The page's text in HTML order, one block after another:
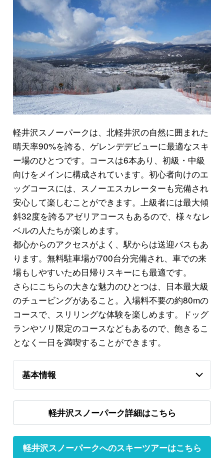
軽井沢スノーパークは、北軽井沢の自然に囲まれた
晴天率90%を誇る、ゲレンデデビューに最適なスキ
ー場のひとつです。コースは6本あり、初級・中級
向けをメインに構成されています。初心者向けのエ
ッグコースには、スノーエスカレーターも完備され
安心して楽しむことができます。上級者には最大傾
斜32度を誇るアゼリアコースもあるので、様々なレ
ベルの人たちが楽しめます。
都心からのアクセスがよく、駅からは送迎バスもあ
ります。無料駐車場が700台分完備され、車での来
場もしやすいため日帰りスキーにも最適です。
さらにこちらの大きな魅力のひとつは、日本最大級
のチュービングがあること。入場料不要の約80mの
コースで、スリリングな体験を楽しめます。ドッグ
ランやソリ限定のコースなどもあるので、飽きるこ
となく一日を満喫することができます。
基本情報
軽井沢スノーパーク詳細はこちら
軽井沢スノーパークへのスキーツアーはこちら